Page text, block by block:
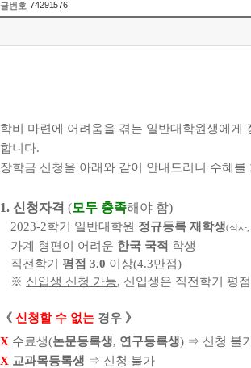
글번호 74291576
학비 마련에 어려움을 겪는 일반대학원생에게
합니다.
장학금 신청을 아래와 같이 안내드리니 수혜
1. 신청자격 (모두 충족해야 함)
2023-2학기 일반대학원 정규등록 재학생(석사
가계 형편이 어려운 한국 국적 학생
직전학기평점3.0 이상(4.3만점)
※ 신입생 신청 가능, 신입생은 직전학기 평
《 신청할 수 없는 경우 》
X 수료생(논문등록생, 연구등록생) ⇒ 신청 불
X 교과목등록생 ⇒ 신청 불가